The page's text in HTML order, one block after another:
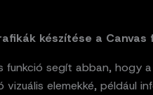
készítése a Canvas
funkció segít abban, hogy
elemekké, például